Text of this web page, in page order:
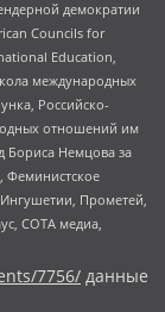
демократии
Councils for
Education,
международных
Российско-
отношений им
Бориса Немцова за
Феминистское
Прометей,
СОТА медиа,
7756/ данные